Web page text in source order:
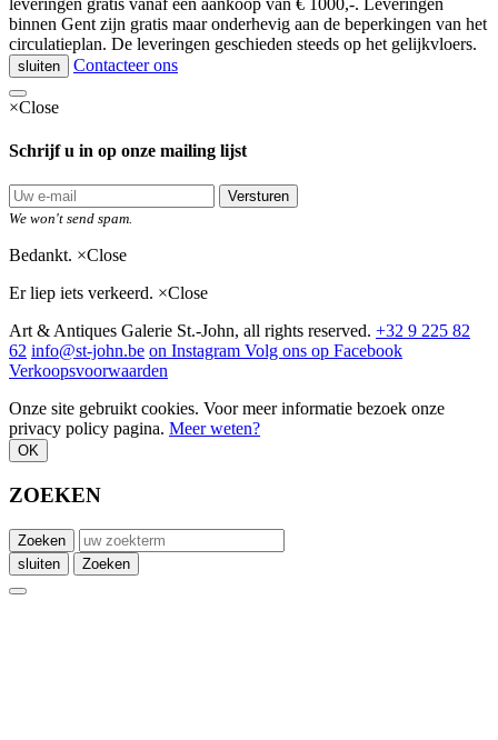
binnen Gent zijn gratis maar onderhevig aan de beperkingen van het
circulatieplan. De leveringen geschieden steeds op het gelijkvloers.
sluiten Contacteer ons
×Close
Schrijf u in op onze mailing lijst
Versturen
We won't send spam.
Bedankt. ×Close
Er liep iets verkeerd. ×Close
Art & Antiques Galerie St.-John, all rights reserved. +32 9 225 82
62 info@st-john.be on Instagram Volg ons op Facebook
Verkoopsvoorwaarden
Onze site gebruikt cookies. Voor meer informatie bezoek onze
privacy policy pagina. Meer weten?
OK
ZOEKEN
Zoeken
sluiten
Zoeken